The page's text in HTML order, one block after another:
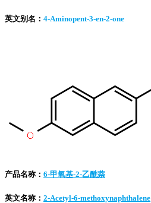
英文别名： 4-Aminopent-3-en-2-one
产品名称： 6-甲氧基-2-乙酰萘
英文名称： 2-Acetyl-6-methoxynaphthalene